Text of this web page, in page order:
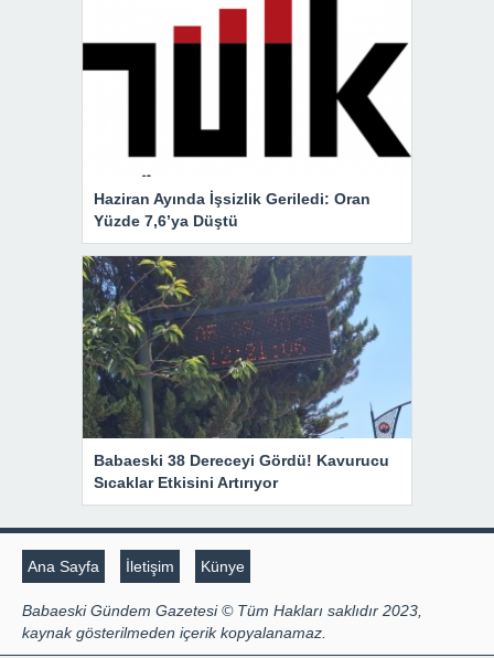
Haziran Ayında İşsizlik Geriledi: Oran
Yüzde 7,6’ya Düştü
Babaeski 38 Dereceyi Gördü! Kavurucu
Sıcaklar Etkisini Artırıyor
Ana Sayfa İletişim Künye
Babaeski Gündem Gazetesi © Tüm Hakları saklıdır 2023,
kaynak gösterilmeden içerik kopyalanamaz.